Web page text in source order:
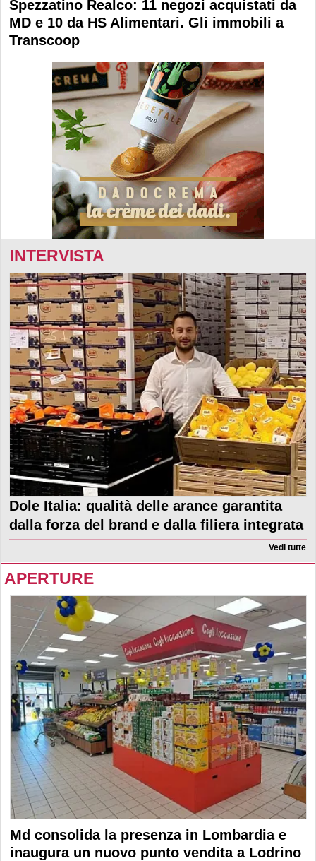
Spezzatino Realco: 11 negozi acquistati da
MD e 10 da HS Alimentari. Gli immobili a
Transcoop
INTERVISTA
Dole Italia: qualità delle arance garantita
dalla forza del brand e dalla filiera integrata
Vedi tutte
APERTURE
Md consolida la presenza in Lombardia e
inaugura un nuovo punto vendita a Lodrino